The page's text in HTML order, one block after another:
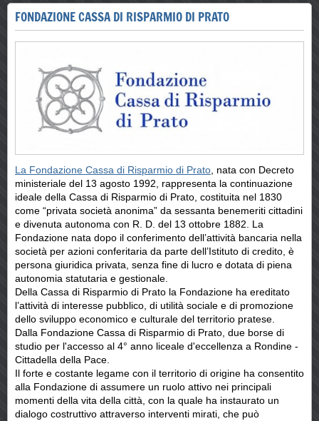
FONDAZIONE CASSA DI RISPARMIO DI PRATO
La Fondazione Cassa di Risparmio di Prato , nata con Decreto
ministeriale del 13 agosto 1992, rappresenta la continuazione
ideale della Cassa di Risparmio di Prato, costituita nel 1830
come “privata società anonima” da sessanta benemeriti cittadini
e divenuta autonoma con R. D. del 13 ottobre 1882. La
Fondazione nata dopo il conferimento dell’attività bancaria nella
società per azioni conferitaria da parte dell’Istituto di credito, è
persona giuridica privata, senza fine di lucro e dotata di piena
autonomia statutaria e gestionale.
Della Cassa di Risparmio di Prato la Fondazione ha ereditato
l’attività di interesse pubblico, di utilità sociale e di promozione
dello sviluppo economico e culturale del territorio pratese.
Dalla Fondazione Cassa di Risparmio di Prato, due borse di
studio per l'accesso al 4° anno liceale d'eccellenza a Rondine -
Cittadella della Pace.
Il forte e costante legame con il territorio di origine ha consentito
alla Fondazione di assumere un ruolo attivo nei principali
momenti della vita della città, con la quale ha instaurato un
dialogo costruttivo attraverso interventi mirati, che può